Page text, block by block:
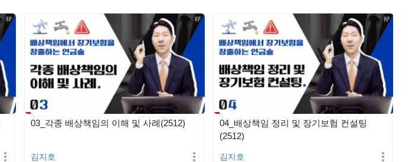
03_각종 배상책임의 이해 및 사례(2512)
김지호
04_배상책임 정리 및 장기보험 컨설팅
(2512)
김지호